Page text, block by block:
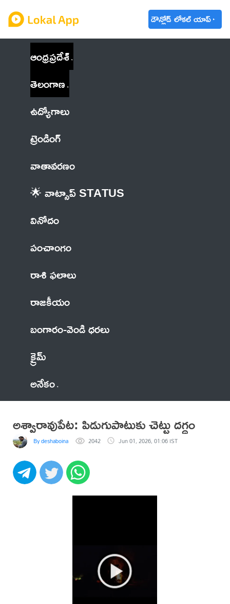
డౌన్లోడ్ లోకల్ యాప్
ఆంధ్రప్రదేశ్
తెలంగాణ
ఉద్యోగాలు
ట్రెండింగ్
వాతావరణం
🌟 వాట్సాప్ STATUS
వినోదం
పంచాంగం
రాశి ఫలాలు
రాజకీయం
బంగారం-వెండి ధరలు
క్రైమ్
అనేకం
అశ్వారావుపేట: పిడుగుపాటుకు చెట్టు దగ్ధం
By deshaboina 2042 Jun 01, 2026, 01:06 IST